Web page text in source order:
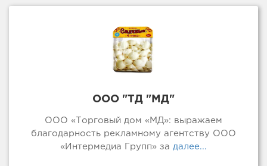
ООО "ТД "МД"
ООО «Торговый дом «МД»: выражаем
благодарность рекламному агентству ООО
«Интермедиа Групп» за далее...